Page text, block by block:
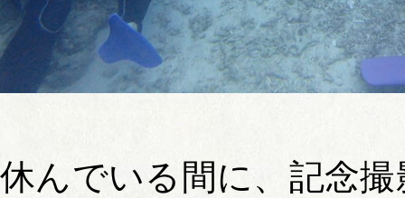
休んでいる間に、記念